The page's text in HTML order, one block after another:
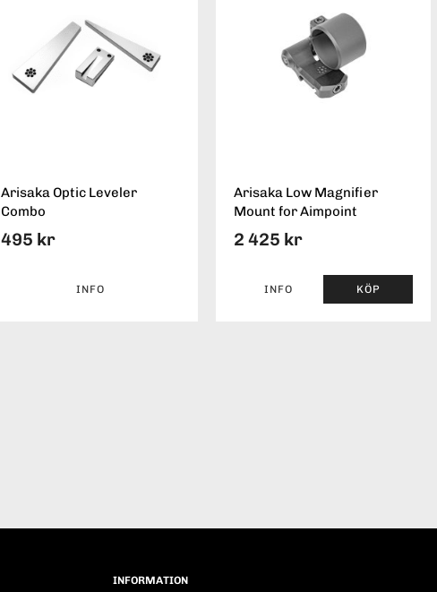
Arisaka Optic Leveler
Combo
495 kr
INFO
Arisaka Low Magnifier
Mount for Aimpoint
2 425 kr
INFO KÖP
INFORMATION